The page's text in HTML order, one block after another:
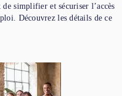
simplifier et sécuriser l’accès
Découvrez les détails de ce